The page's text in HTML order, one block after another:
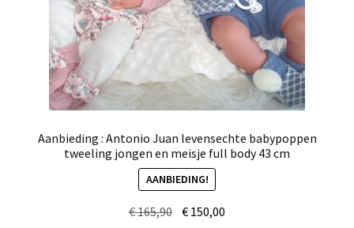
Aanbieding : Antonio Juan levensechte babypoppen
tweeling jongen en meisje full body 43 cm
AANBIEDING!
€165,90 Oorspronkelijke
€ 150,00